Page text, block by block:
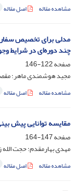
مشاهده مقاله اصل مقاله
مدلی برای تخصیص
چند دوره‌ای در شرایط
صفحه122-146
مجید هوشمندی ماهر؛
مشاهده مقاله اصل مقاله
مقایسه توانایی پیش
صفحه147-164
مهدی بهارمقدم؛ حجت الله
مشاهده مقاله اصل مقاله